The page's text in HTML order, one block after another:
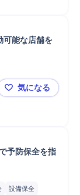
可能な店舗を
【整備士】
気になる
予防保全を指
設備保全